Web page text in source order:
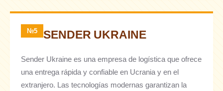
№5 SENDER UKRAINE
Sender Ukraine es una empresa de logística que ofrece
una entrega rápida y confiable en Ucrania y en el
extranjero. Las tecnologías modernas garantizan la